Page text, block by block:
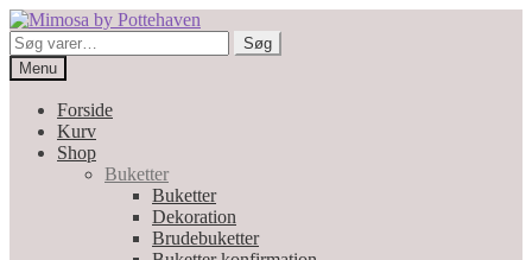
Spring
til
navigation
Spring
til
indhold
Søg
efter:
Søg
Menu
Forside
Kurv
Shop
Buketter
Buketter
Dekoration
Brudebuketter